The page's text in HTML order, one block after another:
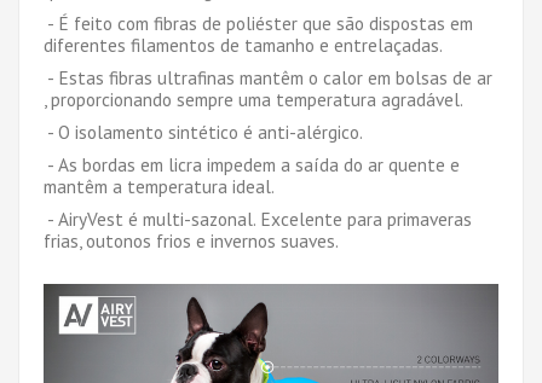
- É feito com fibras de poliéster que são dispostas em
diferentes filamentos de tamanho e entrelaçadas.
- Estas fibras ultrafinas mantêm o calor em bolsas de ar
, proporcionando sempre uma temperatura agradável.
- O isolamento sintético é anti-alérgico.
- As bordas em licra impedem a saída do ar quente e
mantêm a temperatura ideal.
- AiryVest é multi-sazonal. Excelente para primaveras
frias, outonos frios e invernos suaves.